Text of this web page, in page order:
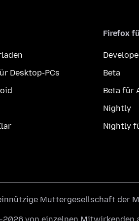
Desktop-PCs
Firefox
Beta
Beta für
Nightly
Nightly
Muttergesellschaft der